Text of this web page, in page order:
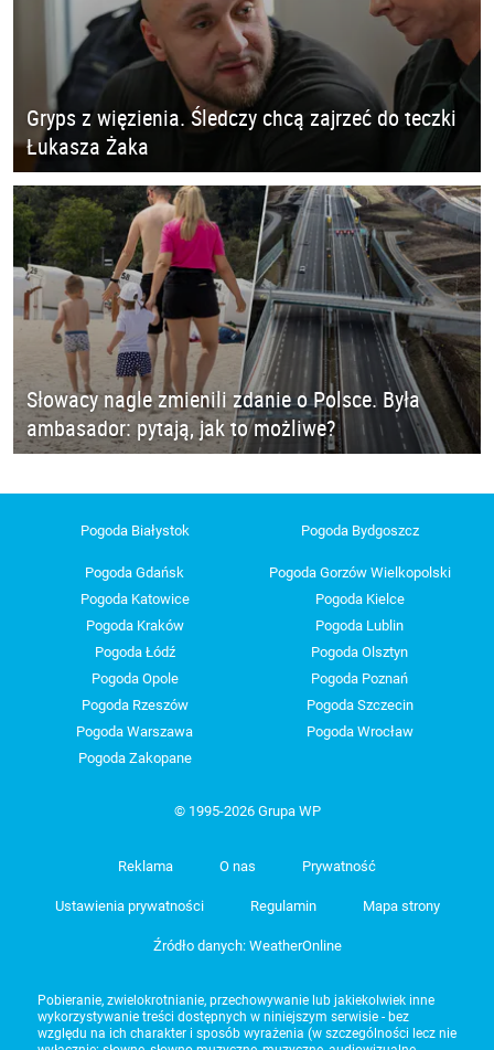
Gryps z więzienia. Śledczy chcą zajrzeć do teczki
Łukasza Żaka
Słowacy nagle zmienili zdanie o Polsce. Była
ambasador: pytają, jak to możliwe?
Pogoda Białystok Pogoda Bydgoszcz
Pogoda Gdańsk
Pogoda Gorzów Wielkopolski
Pogoda Katowice
Pogoda Kielce
Pogoda Kraków
Pogoda Lublin
Pogoda Łódź
Pogoda Olsztyn
Pogoda Opole
Pogoda Poznań
Pogoda Rzeszów
Pogoda Szczecin
Pogoda Warszawa
Pogoda Wrocław
Pogoda Zakopane
© 1995-2026 Grupa WP
Reklama O nas Prywatność
Ustawienia prywatności Regulamin Mapa strony
Źródło danych: WeatherOnline
Pobieranie, zwielokrotnianie, przechowywanie lub jakiekolwiek inne
wykorzystywanie treści dostępnych w niniejszym serwisie - bez
względu na ich charakter i sposób wyrażenia (w szczególności lecz nie